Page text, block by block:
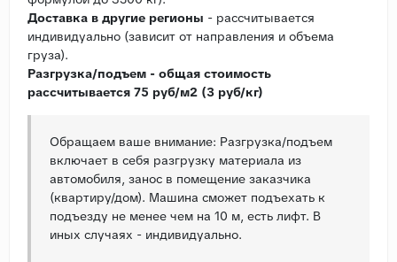
Доставка в другие регионы - рассчитывается
индивидуально (зависит от направления и объема
груза).
Разгрузка/подъем - общая стоимость
рассчитывается 75 руб/м2 (3 руб/кг)
Обращаем ваше внимание: Разгрузка/подъем
включает в себя разгрузку материала из
автомобиля, занос в помещение заказчика
(квартиру/дом). Машина сможет подъехать к
подъезду не менее чем на 10 м, есть лифт. В
иных случаях - индивидуально.